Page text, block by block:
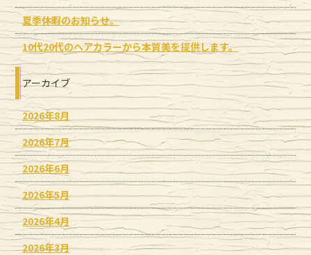
夏季休暇のお知らせ。
10代20代のヘアカラーから本質美を提供します。
アーカイブ
2026年8月
2026年7月
2026年6月
2026年5月
2026年4月
2026年3月